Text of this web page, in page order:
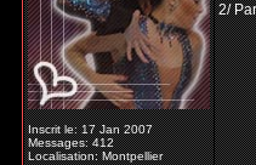
Inscrit le: 17 Jan 2007
Messages: 412
Localisation: Montpellier
2/